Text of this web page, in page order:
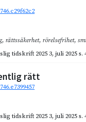
, rättssäkerhet, rörelsefrihet,
tidskrift 2025 3, juli 2025s.
rätt
tidskrift 2025 3, juli 2025s.